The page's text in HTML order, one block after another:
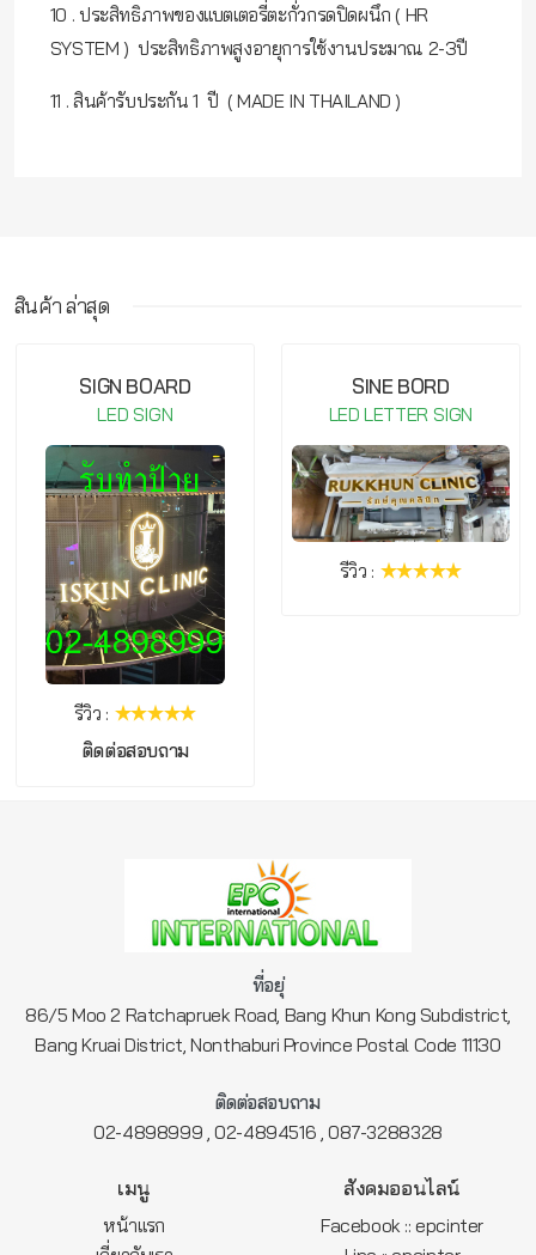
10 . ประสิทธิภาพของแบตเตอรี่ตะกั่วกรดปิดผนึก ( HR
SYSTEM ) ประสิทธิภาพสูงอายุการใช้งานประมาณ 2-3ปี
11 . สินค้ารับประกัน 1 ปี ( MADE IN THAILAND )
กรุณาเข้าสู่ระบบ จึงจะสามารถ เขียนรีวิวสินค้านี้ได้
สินค้า ล่าสุด
SIGN BOARD
LED SIGN
รีวิว :
ติดต่อสอบถาม
SINE BORD
LED LETTER SIGN
รีวิว :
ที่อยุ่
86/5 Moo 2 Ratchapruek Road, Bang Khun Kong Subdistrict,
Bang Kruai District, Nonthaburi Province Postal Code 11130
ติดต่อสอบถาม
02-4898999 ,02-4894516 ,087-3288328
เมนู
หน้าแรก
สังคมออนไลน์
Facebook :: epcinter